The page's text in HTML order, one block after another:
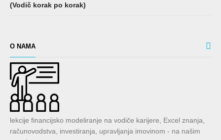
(Vodič korak po korak)
O NAMA
lekcije financijsko modeliranje na vodiče karijere, Excel znanja,
računovodstva, investiranja, upravljanja imovinom - na našim